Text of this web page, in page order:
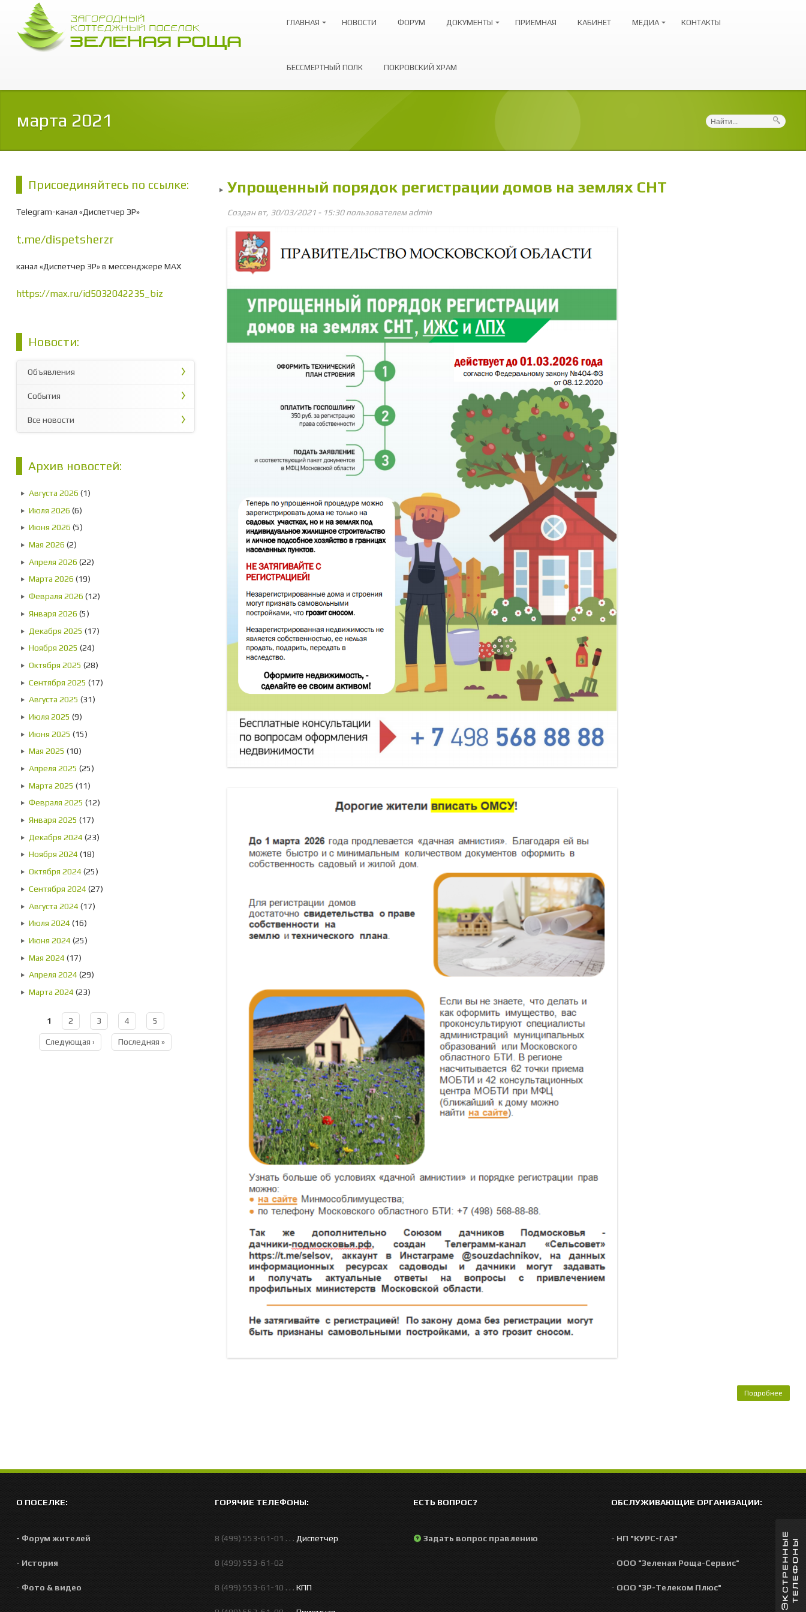
ГЛАВНАЯ НОВОСТИ ФОРУМ ДОКУМЕНТЫ ПРИЕМНАЯ КАБИНЕТ МЕДИА КОНТАКТЫ
БЕССМЕРТНЫЙ ПОЛК ПОКРОВСКИЙ ХРАМ
марта 2021 Поиск
Присоединяйтесь по ссылке:
Telegram-канал «Диспетчер ЗР»
t.me/dispetsherzr
канал «Диспетчер ЗР» в мессенджере МАХ
https://max.ru/id5032042235_biz
Новости:
Объявления
События
Все новости
Архив новостей:
Августа 2026 (1)
Июля 2026 (6)
Июня 2026 (5)
Мая 2026 (2)
Апреля 2026 (22)
Марта 2026 (19)
Февраля 2026 (12)
Января 2026 (5)
Декабря 2025 (17)
Ноября 2025 (24)
Октября 2025 (28)
Сентября 2025 (17)
Августа 2025 (31)
Июля 2025 (9)
Июня 2025 (15)
Мая 2025 (10)
Апреля 2025 (25)
Марта 2025 (11)
Февраля 2025 (12)
Января 2025 (17)
Декабря 2024 (23)
Ноября 2024 (18)
Октября 2024 (25)
Сентября 2024 (27)
Августа 2024 (17)
Июля 2024 (16)
Июня 2024 (25)
Мая 2024 (17)
Апреля 2024 (29)
Марта 2024 (23)
Страницы
1 2 3 4 5
Следующая › Последняя »
Упрощенный порядок регистрации домов на землях СНТ
Создан вт, 30/03/2021 - 15:30 пользователемadmin
Подробнее
О ПОСЕЛКЕ:
- Форум жителей
- История
- Фото & видео
ГОРЯЧИЕ ТЕЛЕФОНЫ:
8 (499) 553-61-01 . . . Диспетчер
8 (499) 553-61-02
8 (499) 553-61-10 . . . КПП
ЕСТЬ ВОПРОС?
Задать вопрос правлению
ОБСЛУЖИВАЮЩИЕ ОРГАНИЗАЦИИ:
- НП "КУРС-ГАЗ"
- ООО "Зеленая Роща-Сервис"
- ООО "ЗР-Телеком Плюс"